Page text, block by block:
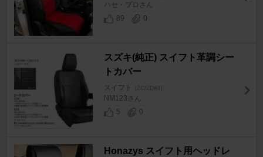
ハセ・プロさん
89
0
スズキ(純正) スイフト革調シー
トカバー
スイフト [ZC/ZD#4]
NM123さん
5
0
Honazys スイフト用ヘッドレ